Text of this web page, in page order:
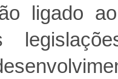
ligado